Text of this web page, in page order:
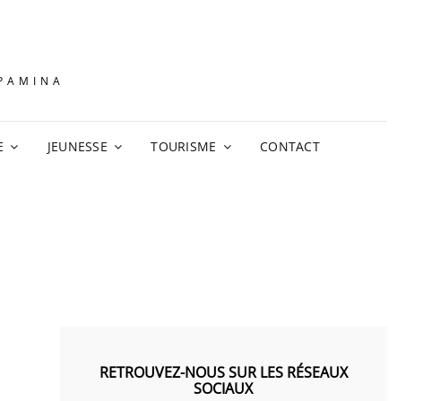
JEUNESSE TOURISME CONTACT
RETROUVEZ-NOUS SUR LES RÉSEAUX
SOCIAUX